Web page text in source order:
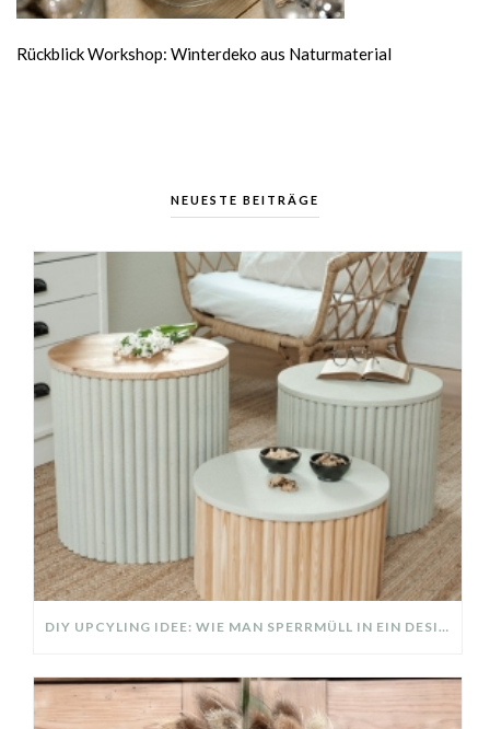
Rückblick Workshop: Winterdeko aus Naturmaterial
NEUESTE BEITRÄGE
DIY UPCYLING IDEE: WIE MAN SPERRMÜLL IN EIN DESIGNER TEIL VERWANDELT